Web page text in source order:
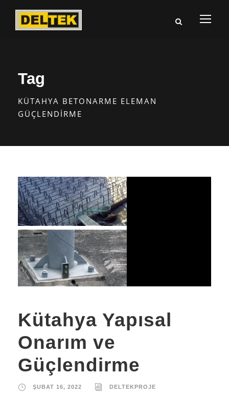
Tag
KÜTAHYA BETONARME ELEMAN
GÜÇLENDIRME
Kütahya Yapısal
Onarım ve
Güçlendirme
ŞUBAT 16, 2022 DELTEKPROJE